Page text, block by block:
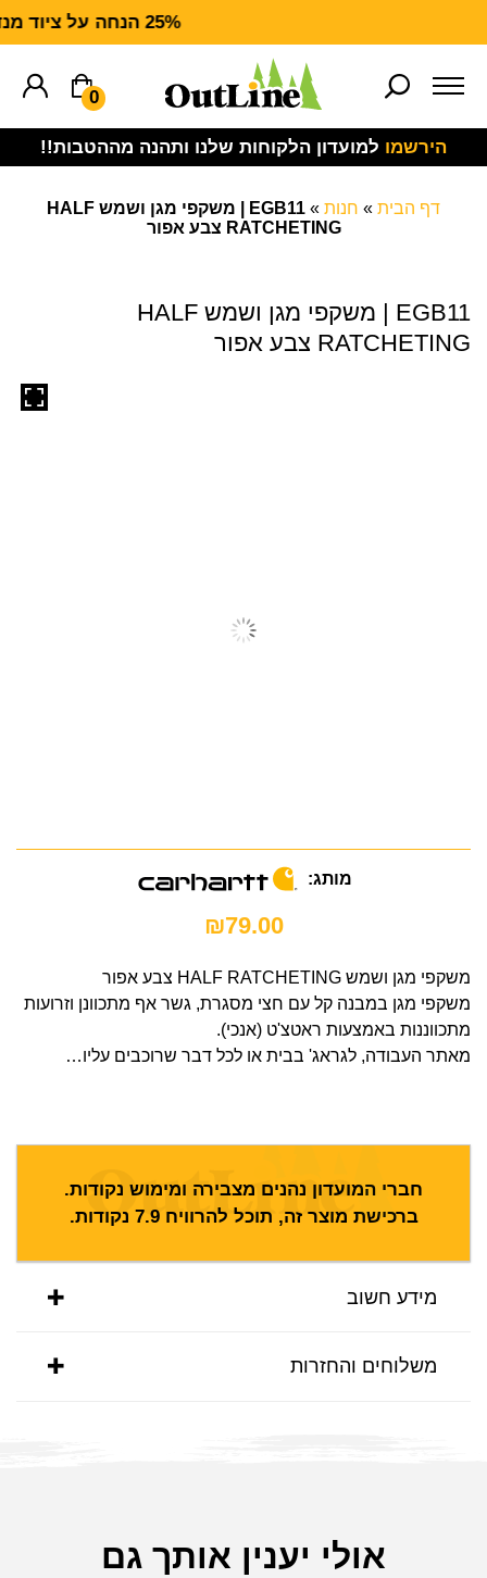
25% הנחה על ציוד מנדף CARHARTT FORCE
0
הירשמו למועדון הלקוחות שלנו ותהנה מההטבות!!
דף הבית » חנות »
EGB11 | משקפי מגן ושמש HALF
RATCHETING צבע אפור
EGB11 | משקפי מגן ושמש HALF
RATCHETING צבע אפור
מותג:
₪79.00
משקפי מגן ושמש HALF RATCHETING צבע אפור
משקפי מגן במבנה קל עם חצי מסגרת, גשר אף מתכוונן וזרועות
מתכווננות באמצעות ראטצ'ט (אנכי).
מאתר העבודה, לגראג' בבית או לכל דבר שרוכבים עליו…
חברי המועדון נהנים מצבירה ומימוש נקודות.
ברכישת מוצר זה, תוכל להרוויח7.9 נקודות.
מידע חשוב
משלוחים והחזרות
אולי יענין אותך גם